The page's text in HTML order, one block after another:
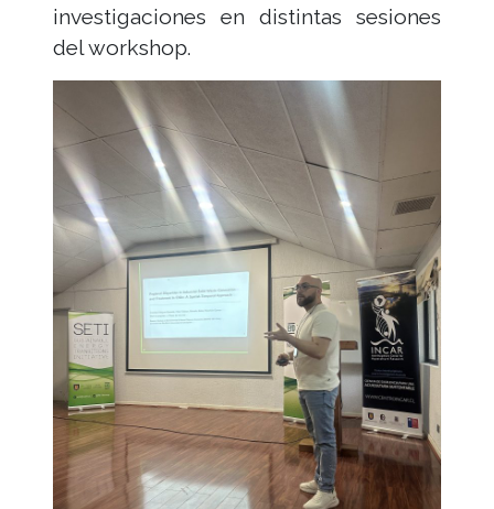
investigaciones en distintas sesiones
del workshop.